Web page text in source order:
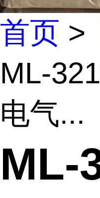
首页 >
ML-
电气...
ML-